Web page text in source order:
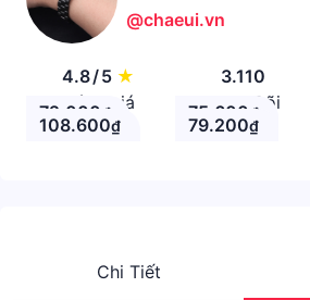
@chaeui.vn
4.8/5 ★
Đánh giá
3.110
Theo Dõi
72.000 ₫ 75.600 ₫
108.600₫ 79.200₫
Chi Tiết